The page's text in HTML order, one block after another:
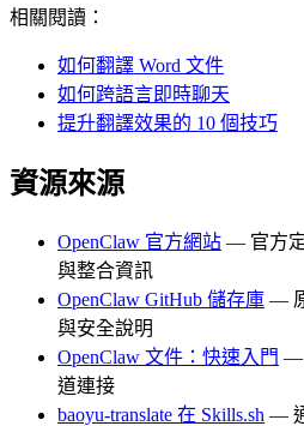
相關閱讀：
如何翻譯 Word 文件
如何跨語言即時聊天
提升翻譯效果的 10 個技巧
資源來源
OpenClaw 官方網站 — 官方
與整合資訊
OpenClaw GitHub 儲存庫 —
與安全說明
OpenClaw 文件：快速入門 —
道連接
baoyu-translate 在 Skills.sh —